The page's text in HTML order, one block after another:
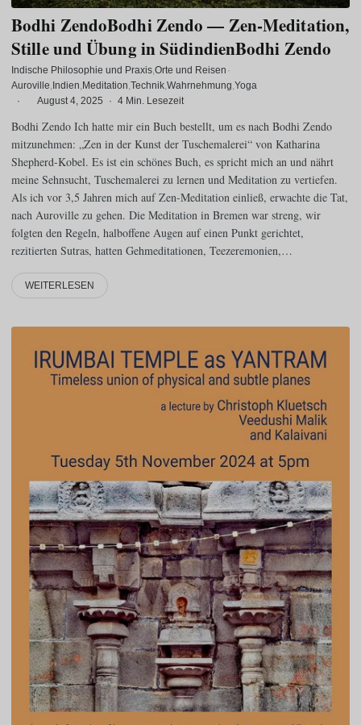
Bodhi ZendoBodhi Zendo — Zen-Meditation,
Stille und Übung in SüdindienBodhi Zendo
Indische Philosophie und Praxis Orte und Reisen ·
Auroville Indien Meditation Technik Wahrnehmung Yoga
·
August 4, 2025 · 4 Min. Lesezeit
Bodhi Zendo Ich hatte mir ein Buch bestellt, um es nach Bodhi Zendo
mitzunehmen: „Zen in der Kunst der Tuschemalerei“ von Katharina
Shepherd-Kobel. Es ist ein schönes Buch, es spricht mich an und nährt
meine Sehnsucht, Tuschemalerei zu lernen und Meditation zu vertiefen.
Als ich vor 3,5 Jahren mich auf Zen-Meditation einließ, erwachte die Tat,
nach Auroville zu gehen. Die Meditation in Bremen war streng, wir
folgten den Regeln, halboffene Augen auf einen Punkt gerichtet,
rezitierten Sutras, hatten Gehmeditationen, Teezeremonien,…
WEITERLESEN